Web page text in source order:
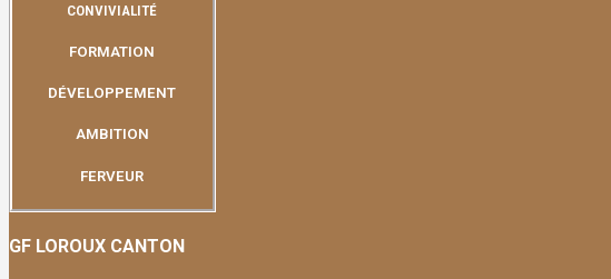
CONVIVIALITÉ
FORMATION
DÉVELOPPEMENT
AMBITION
FERVEUR
GF LOROUX CANTON